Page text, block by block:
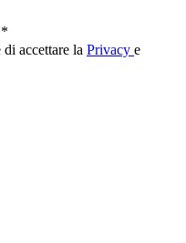
accettare la Privacy e